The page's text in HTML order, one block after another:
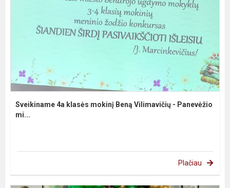
Sveikiname 4a klasės mokinį Beną Vilimavičių - Panevėžio
mi...
Plačiau